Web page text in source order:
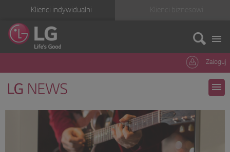
Klienci indywidualni
Zaloguj